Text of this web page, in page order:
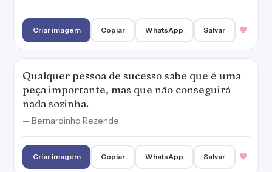
Criar imagem Copiar WhatsApp Salvar
Qualquer pessoa de sucesso sabe que é uma
peça importante, mas que não conseguirá
nada sozinha.
— Bernardinho Rezende
Criar imagem Copiar WhatsApp Salvar